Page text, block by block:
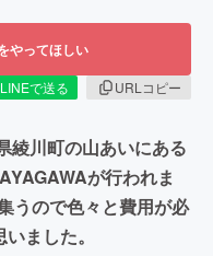
やってほしい
LINEで送る
URLコピー
綾川町の山あいにある
が行われま
うので色々と費用が必
ました。